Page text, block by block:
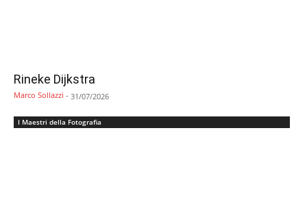
Rineke Dijkstra
Marco Sollazzi - 31/07/2026
I Maestri della Fotografia